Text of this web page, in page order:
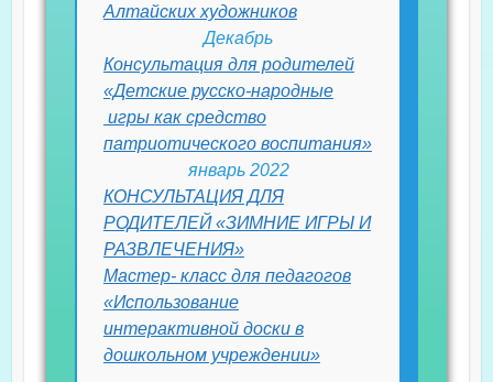
Алтайских художников
Декабрь
Консультация для родителей
«Детские русско-народные
игры как средство
патриотического воспитания»
январь 2022
КОНСУЛЬТАЦИЯ ДЛЯ
РОДИТЕЛЕЙ «ЗИМНИЕ ИГРЫ И
РАЗВЛЕЧЕНИЯ»
Мастер- класс для педагогов
«Использование
интерактивной доски в
дошкольном учреждении»